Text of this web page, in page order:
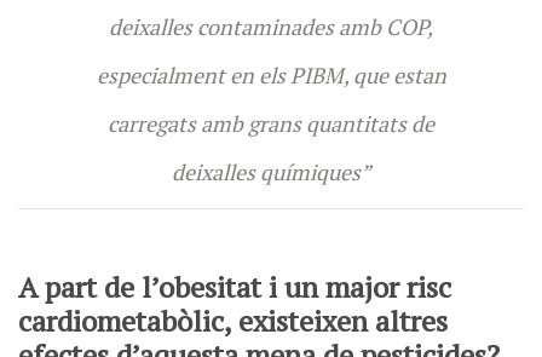
deixalles contaminades amb COP,
especialment en els PIBM, que estan
carregats amb grans quantitats de
deixalles químiques”
A part de l’obesitat i un major risc
cardiometabòlic, existeixen altres